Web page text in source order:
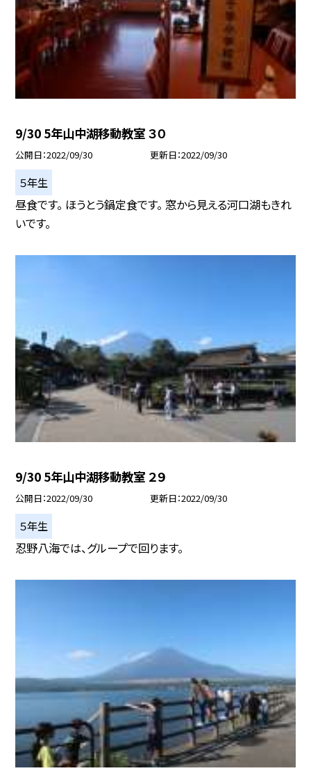
9/30 5年山中湖移動教室 ３０
公開日 2022/09/30 更新日 2022/09/30
５年生
昼食です。 ほうとう鍋定食です。 窓から見える河口湖もきれ
いです。
9/30 5年山中湖移動教室 ２９
公開日 2022/09/30 更新日 2022/09/30
５年生
忍野八海では、グループで回ります。